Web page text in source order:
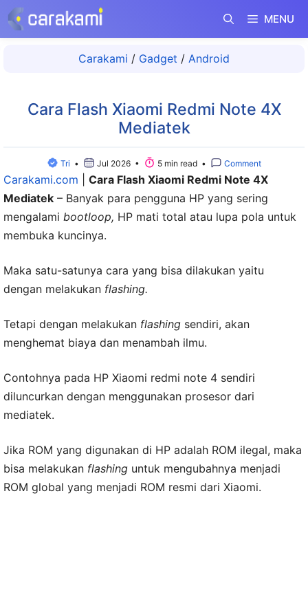
Langsung
ke
MENU
Carakami / Gadget / Android
Cara Flash Xiaomi Redmi Note 4X
Mediatek
Tri • Jul 2026 • 5 min read • Comment
Carakami.com
Cara Flash Xiaomi Redmi Note 4X
Mediatek – Banyak para pengguna HP yang sering
mengalami bootloop, HP mati total atau lupa pola untuk
membuka kuncinya.
Maka satu-satunya cara yang bisa dilakukan yaitu
dengan melakukan flashing.
Tetapi dengan melakukan flashing sendiri, akan
menghemat biaya dan menambah ilmu.
Contohnya pada HP Xiaomi redmi note 4 sendiri
diluncurkan dengan menggunakan prosesor dari
mediatek.
Jika ROM yang digunakan di HP adalah ROM ilegal, maka
bisa melakukan flashing untuk mengubahnya menjadi
ROM global yang menjadi ROM resmi dari Xiaomi.